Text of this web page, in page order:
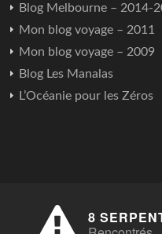
Blog Melbourne – 2014-
Mon blog voyage – 2011
Mon blog voyage – 2009
Blog Les Manalas
L’Océanie pour les Zéros
8